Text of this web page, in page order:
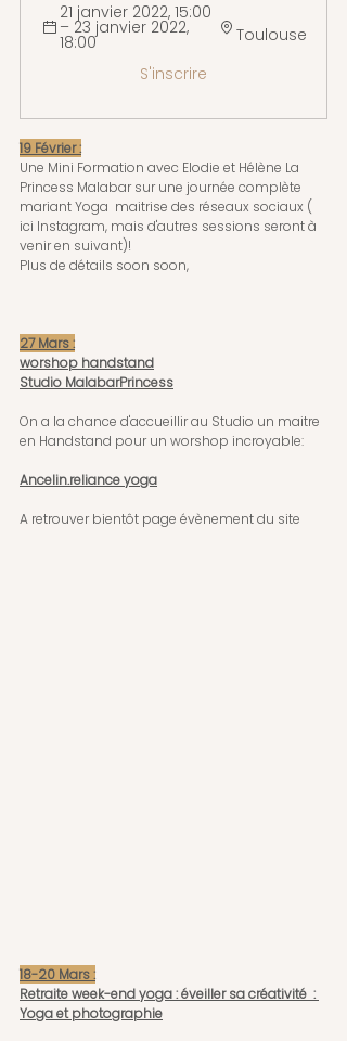
21 janvier 2022, 15:00
– 23 janvier 2022,
18:00
Toulouse
S'inscrire
19 Février :
Une Mini Formation avec Elodie et Hélène La
Princess Malabar sur une journée complète
mariant Yoga  maitrise des réseaux sociaux (
ici Instagram, mais d'autres sessions seront à
venir en suivant)!
Plus de détails soon soon,
27 Mars :
worshop handstand
Studio MalabarPrincess
On a la chance d'accueillir au Studio un maitre
en Handstand pour un worshop incroyable:
Ancelin.reliance yoga
A retrouver bientôt page évènement du site
18-20 Mars :
Retraite week-end yoga : éveiller sa créativité  :
Yoga et photographie